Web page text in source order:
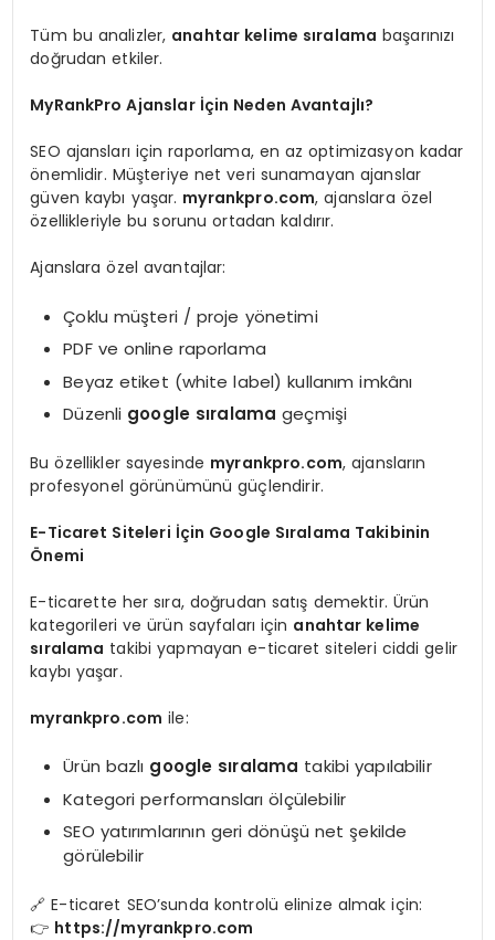
Tüm bu analizler, anahtar kelime sıralama başarınızı
doğrudan etkiler.
MyRankPro Ajanslar İçin Neden Avantajlı?
SEO ajansları için raporlama, en az optimizasyon kadar
önemlidir. Müşteriye net veri sunamayan ajanslar
güven kaybı yaşar. myrankpro.com, ajanslara özel
özellikleriyle bu sorunu ortadan kaldırır.
Ajanslara özel avantajlar:
Çoklu müşteri / proje yönetimi
PDF ve online raporlama
Beyaz etiket (white label) kullanım imkânı
Düzenli google sıralama geçmişi
Bu özellikler sayesinde myrankpro.com, ajansların
profesyonel görünümünü güçlendirir.
E-Ticaret Siteleri İçin Google Sıralama Takibinin
Önemi
E-ticarette her sıra, doğrudan satış demektir. Ürün
kategorileri ve ürün sayfaları için anahtar kelime
sıralama takibi yapmayan e-ticaret siteleri ciddi gelir
kaybı yaşar.
myrankpro.com ile:
Ürün bazlı google sıralama takibi yapılabilir
Kategori performansları ölçülebilir
SEO yatırımlarının geri dönüşü net şekilde
görülebilir
🔗 E-ticaret SEO’sunda kontrolü elinize almak için:
👉 https://myrankpro.com